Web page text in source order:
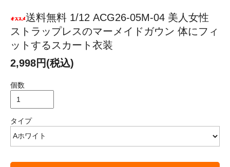
送料無料 1/12 ACG26-05M-04 美人女性
ストラップレスのマーメイドガウン 体にフィ
ットするスカート衣装
2,998円(税込)
個数
タイプ